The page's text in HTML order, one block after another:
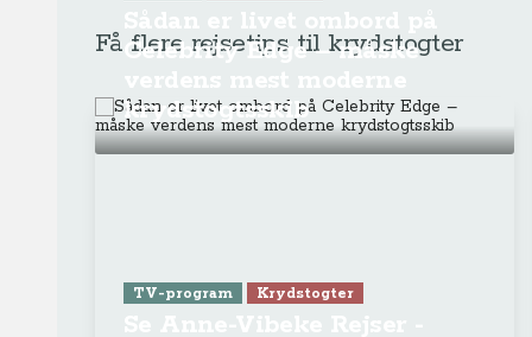
Få flere rejsetips til krydstogter
Celebrity Edge – måske
krydstogtsskib
TV-program Krydstogter